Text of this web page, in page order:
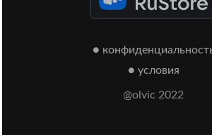
●
● условия
@olvic 2022